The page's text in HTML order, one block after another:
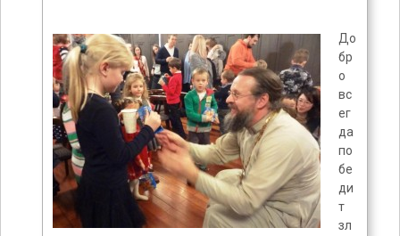
До
бр
о
вс
ег
да
по
бе
ди
т
зл